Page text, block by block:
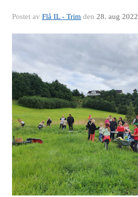
Postet av Flå IL - Trim den 28. aug 2022